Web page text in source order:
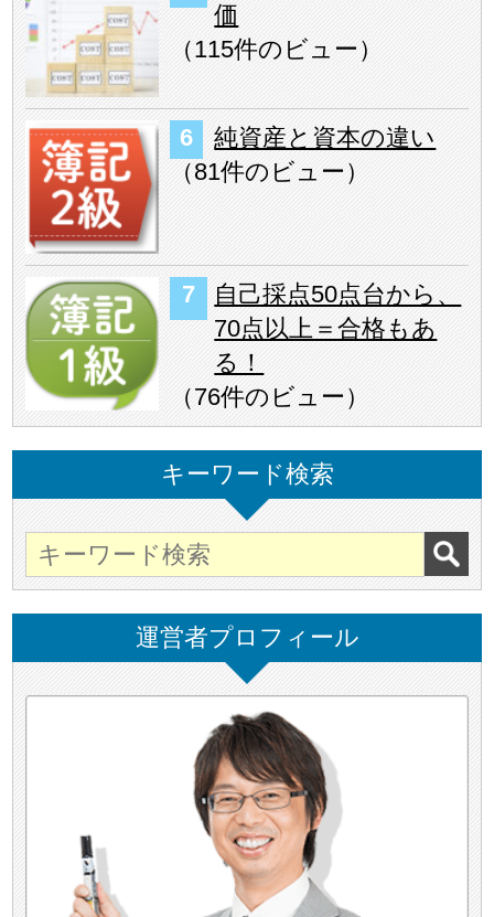
価
（115件のビュー ）
純資産と資本の違い
（81件のビュー ）
自己採点50点台から、
70点以上＝合格もあ
る！
（76件のビュー ）
キーワード検索
運営者プロフィール